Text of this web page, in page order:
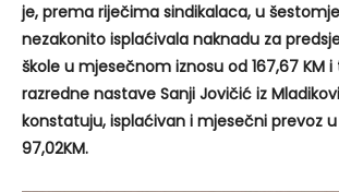
je, prema riječima sindikalaca, u
nezakonito isplaćivala naknadu za
škole u mjesečnom iznosu od 167,67 KM
razredne nastave Sanji Jovičić iz
konstatuju, isplaćivan i mjesečni prevoz
97,02KM.